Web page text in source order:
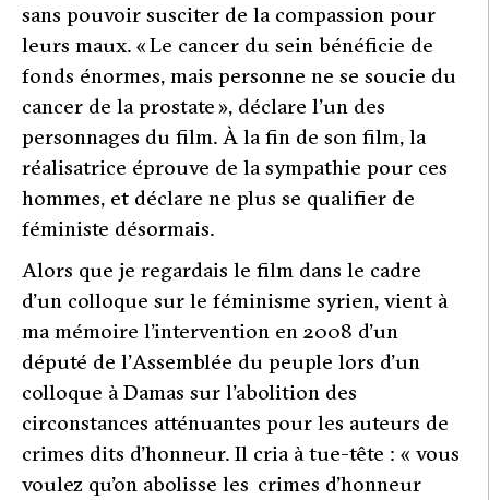
sans pouvoir susciter de la compassion pour
leurs maux. « Le cancer du sein bénéficie de
fonds énormes, mais personne ne se soucie du
cancer de la prostate », déclare l’un des
personnages du film. À la fin de son film, la
réalisatrice éprouve de la sympathie pour ces
hommes, et déclare ne plus se qualifier de
féministe désormais.
Alors que je regardais le film dans le cadre
d’un colloque sur le féminisme syrien, vient à
ma mémoire l’intervention en 2008 d’un
député de l’Assemblée du peuple lors d’un
colloque à Damas sur l’abolition des
circonstances atténuantes pour les auteurs de
crimes dits d’honneur. Il cria à tue-tête : « vous
voulez qu’on abolisse les crimes d’honneur